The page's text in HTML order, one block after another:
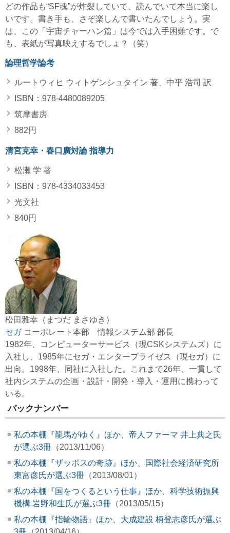
どの作品も“SF魂”が炸裂していて、読んでいて本当に楽し
いです。書き手も、さぞ楽しんで書いたんでしょう。実
は、この「宇宙チャーハン篇」は今では入手困難です。で
も、表紙が写真映えするでしょ？（笑）
論理哲学論考
ルートウィヒ ウィトゲンシュタイン 著、中平 浩司 訳
ISBN：978-4480089205
筑摩書房
882円
清宮克幸・春口廣対論 指導力
松瀬 学 著
ISBN：978-4334033453
光文社
840円
松田雅幸（まつだ まさゆき）
セガコーポレート本部 情報システム部 部長
1982年、コンピューターサービス（現CSKシステムズ）に
入社し、1985年にセガ・エンタープライゼス（現セガ）に
出向。1998年、同社に入社した。これまで26年、一貫して
社内システムの企画・設計・開発・導入・運用に携わって
いる。
バックナンバー
私の本棚『龍馬がゆく』ほか、帝人ファーマ 井上典之氏
が選ぶ3冊 （2013/11/06）
私の本棚『ザッポスの奇跡』ほか、国際社会経済研究所
東富彦氏が選ぶ3冊 （2013/08/01）
私の本棚『国をつくるという仕事』ほか、科学技術振興
機構 岩野和生氏が選ぶ3冊 （2013/05/15）
私の本棚『指輪物語』ほか、大成建設 柄登志彦氏が選ぶ